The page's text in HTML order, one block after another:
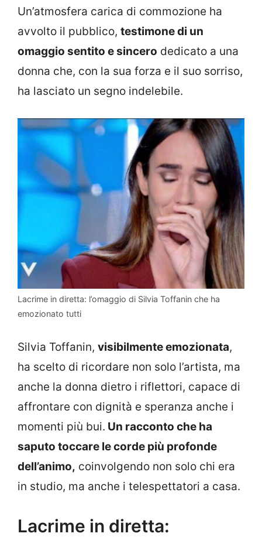
Un’atmosfera carica di commozione ha
avvolto il pubblico, testimone di un
omaggio sentito e sincero dedicato a una
donna che, con la sua forza e il suo sorriso,
ha lasciato un segno indelebile.
Lacrime in diretta: l’omaggio di Silvia Toffanin che ha
emozionato tutti
Silvia Toffanin, visibilmente emozionata,
ha scelto di ricordare non solo l’artista, ma
anche la donna dietro i riflettori, capace di
affrontare con dignità e speranza anche i
momenti più bui. Un racconto che ha
saputo toccare le corde più profonde
dell’animo, coinvolgendo non solo chi era
in studio, ma anche i telespettatori a casa.
Lacrime in diretta: